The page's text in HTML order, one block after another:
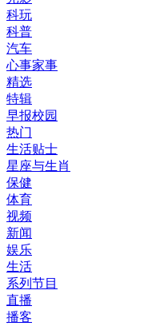
科玩
科普
汽车
心事家事
精选
特辑
早报校园
热门
生活贴士
星座与生肖
保健
体育
视频
新闻
娱乐
生活
系列节目
直播
播客